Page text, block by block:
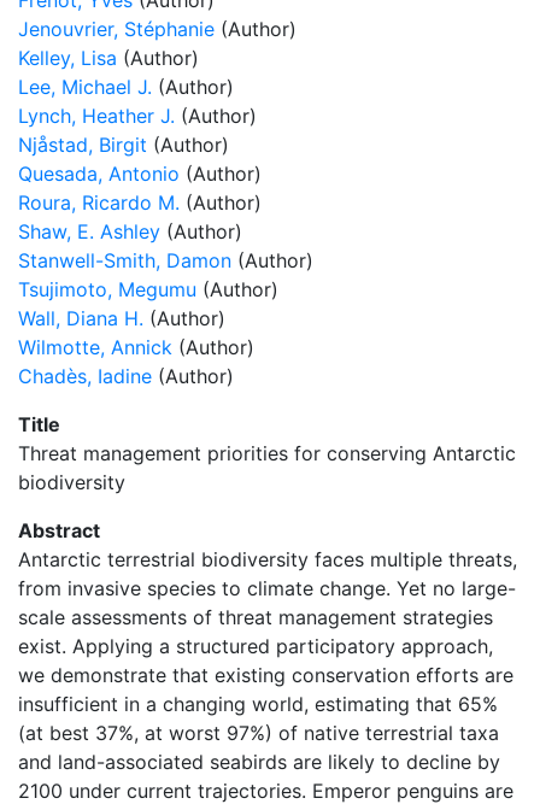
Jenouvrier, Stéphanie (Author)
Kelley, Lisa (Author)
Lee, Michael J. (Author)
Lynch, Heather J. (Author)
Njåstad, Birgit (Author)
Quesada, Antonio (Author)
Roura, Ricardo M. (Author)
Shaw, E. Ashley (Author)
Stanwell-Smith, Damon (Author)
Tsujimoto, Megumu (Author)
Wall, Diana H. (Author)
Wilmotte, Annick (Author)
Chadès, Iadine (Author)
Title
Threat management priorities for conserving Antarctic
biodiversity
Abstract
Antarctic terrestrial biodiversity faces multiple threats,
from invasive species to climate change. Yet no large-
scale assessments of threat management strategies
exist. Applying a structured participatory approach,
we demonstrate that existing conservation efforts are
insufficient in a changing world, estimating that 65%
(at best 37%, at worst 97%) of native terrestrial taxa
and land-associated seabirds are likely to decline by
2100 under current trajectories. Emperor penguins are